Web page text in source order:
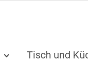
Tisch und